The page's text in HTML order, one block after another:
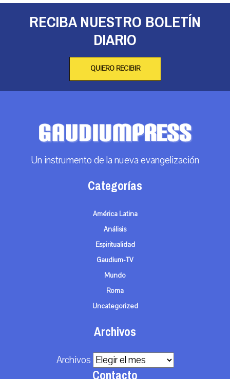
RECIBA NUESTRO BOLETÍN
DIARIO
QUIERO RECIBIR
Un instrumento de la nueva evangelización
Categorías
América Latina
Análisis
Espiritualidad
Gaudium-TV
Mundo
Roma
Uncategorized
Archivos
Archivos